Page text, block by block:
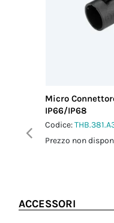
Micro
IP66/IP68
Codice:
Prezzo non
ACCESSORI